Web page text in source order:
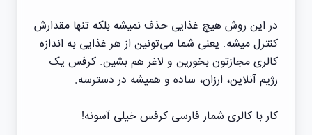
در این روش هیچ غذایی حذف نمیشه بلکه تنها مقدارش
کنترل میشه. یعنی شما می‌تونین از هر غذایی به اندازه
کالری مجازتون بخورین و لاغر هم بشین. کرفس یک
رژیم آنلاین، ارزان، ساده و همیشه در دسترسه.
کار با کالری شمار فارسی کرفس خیلی آسونه!